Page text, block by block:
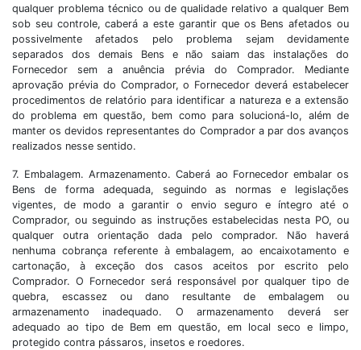
qualquer problema técnico ou de qualidade relativo a qualquer Bem
sob seu controle, caberá a este garantir que os Bens afetados ou
possivelmente afetados pelo problema sejam devidamente
separados dos demais Bens e não saiam das instalações do
Fornecedor sem a anuência prévia do Comprador. Mediante
aprovação prévia do Comprador, o Fornecedor deverá estabelecer
procedimentos de relatório para identificar a natureza e a extensão
do problema em questão, bem como para solucioná-lo, além de
manter os devidos representantes do Comprador a par dos avanços
realizados nesse sentido.
7. Embalagem. Armazenamento. Caberá ao Fornecedor embalar os
Bens de forma adequada, seguindo as normas e legislações
vigentes, de modo a garantir o envio seguro e íntegro até o
Comprador, ou seguindo as instruções estabelecidas nesta PO, ou
qualquer outra orientação dada pelo comprador. Não haverá
nenhuma cobrança referente à embalagem, ao encaixotamento e
cartonação, à exceção dos casos aceitos por escrito pelo
Comprador. O Fornecedor será responsável por qualquer tipo de
quebra, escassez ou dano resultante de embalagem ou
armazenamento inadequado. O armazenamento deverá ser
adequado ao tipo de Bem em questão, em local seco e limpo,
protegido contra pássaros, insetos e roedores.